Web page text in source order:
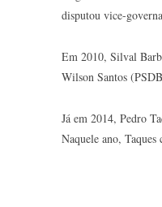
disputou vice-
Em 2010, Silval
Wilson Santos
Já em 2014, Pedro
Naquele ano,